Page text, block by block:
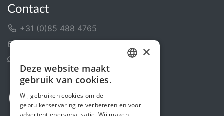
Contact
+31 (0)85 488 4765
ENGLISH
×
Deze website maakt
gebruik van cookies.
Wij gebruiken cookies om de
gebruikerservaring te verbeteren en voor
advertentiepersonalisatie. Wij maken